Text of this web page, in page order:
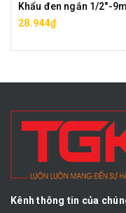
28.944₫
Kênh thông tin của